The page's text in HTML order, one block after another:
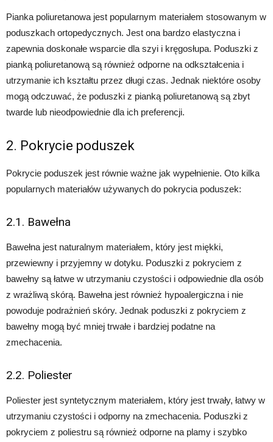
Pianka poliuretanowa jest popularnym materiałem stosowanym w
poduszkach ortopedycznych. Jest ona bardzo elastyczna i
zapewnia doskonałe wsparcie dla szyi i kręgosłupa. Poduszki z
pianką poliuretanową są również odporne na odkształcenia i
utrzymanie ich kształtu przez długi czas. Jednak niektóre osoby
mogą odczuwać, że poduszki z pianką poliuretanową są zbyt
twarde lub nieodpowiednie dla ich preferencji.
2. Pokrycie poduszek
Pokrycie poduszek jest równie ważne jak wypełnienie. Oto kilka
popularnych materiałów używanych do pokrycia poduszek:
2.1. Bawełna
Bawełna jest naturalnym materiałem, który jest miękki,
przewiewny i przyjemny w dotyku. Poduszki z pokryciem z
bawełny są łatwe w utrzymaniu czystości i odpowiednie dla osób
z wrażliwą skórą. Bawełna jest również hypoalergiczna i nie
powoduje podrażnień skóry. Jednak poduszki z pokryciem z
bawełny mogą być mniej trwałe i bardziej podatne na
zmechacenia.
2.2. Poliester
Poliester jest syntetycznym materiałem, który jest trwały, łatwy w
utrzymaniu czystości i odporny na zmechacenia. Poduszki z
pokryciem z poliestru są również odporne na plamy i szybko